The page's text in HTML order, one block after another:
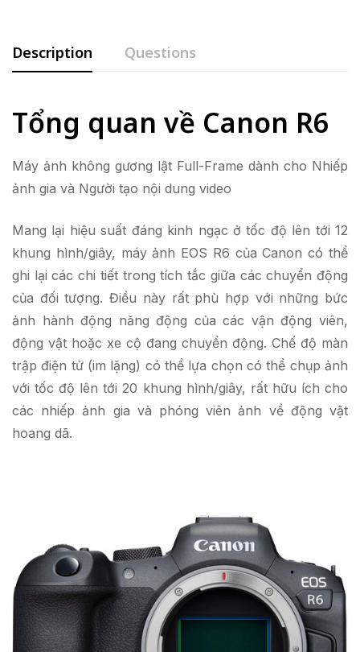
Description Questions
Tổng quan về Canon R6
Máy ảnh không gương lật Full-Frame dành cho Nhiếp
ảnh gia và Người tạo nội dung video
Mang lại hiệu suất đáng kinh ngạc ở tốc độ lên tới 12
khung hình/giây, máy ảnh EOS R6 của Canon có thể
ghi lại các chi tiết trong tích tắc giữa các chuyển động
của đối tượng. Điều này rất phù hợp với những bức
ảnh hành động năng động của các vận động viên,
động vật hoặc xe cộ đang chuyển động. Chế độ màn
trập điện tử (im lặng) có thể lựa chọn có thể chụp ảnh
với tốc độ lên tới 20 khung hình/giây, rất hữu ích cho
các nhiếp ảnh gia và phóng viên ảnh về động vật
hoang dã.